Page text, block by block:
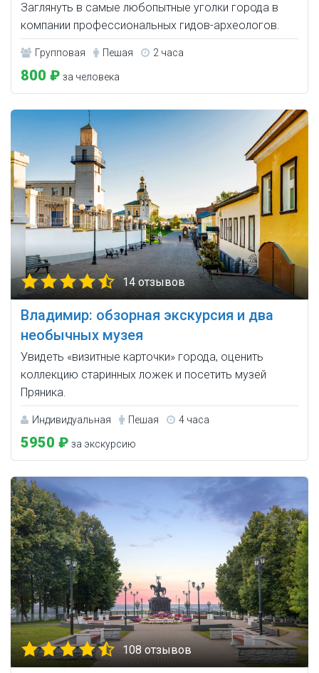
Заглянуть в самые любопытные уголки города в
компании профессиональных гидов-археологов.
Групповая Пешая 2 часа
800 ₽ за человека
14 отзывов
Владимир: обзорная экскурсия и два
необычных музея
Увидеть «визитные карточки» города, оценить
коллекцию старинных ложек и посетить музей
Пряника.
Индивидуальная Пешая 4 часа
5950 ₽ за экскурсию
108 отзывов